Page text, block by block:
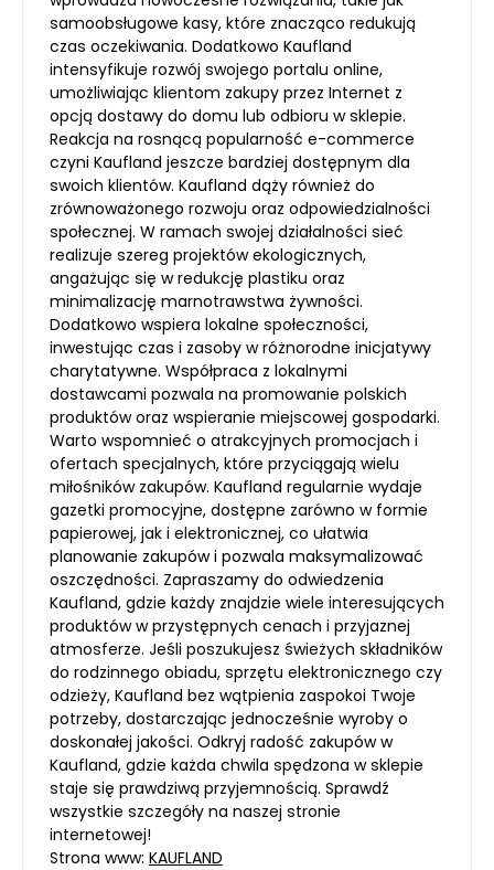
samoobsługowe kasy, które znacząco redukują
czas oczekiwania. Dodatkowo Kaufland
intensyfikuje rozwój swojego portalu online,
umożliwiając klientom zakupy przez Internet z
opcją dostawy do domu lub odbioru w sklepie.
Reakcja na rosnącą popularność e-commerce
czyni Kaufland jeszcze bardziej dostępnym dla
swoich klientów. Kaufland dąży również do
zrównoważonego rozwoju oraz odpowiedzialności
społecznej. W ramach swojej działalności sieć
realizuje szereg projektów ekologicznych,
angażując się w redukcję plastiku oraz
minimalizację marnotrawstwa żywności.
Dodatkowo wspiera lokalne społeczności,
inwestując czas i zasoby w różnorodne inicjatywy
charytatywne. Współpraca z lokalnymi
dostawcami pozwala na promowanie polskich
produktów oraz wspieranie miejscowej gospodarki.
Warto wspomnieć o atrakcyjnych promocjach i
ofertach specjalnych, które przyciągają wielu
miłośników zakupów. Kaufland regularnie wydaje
gazetki promocyjne, dostępne zarówno w formie
papierowej, jak i elektronicznej, co ułatwia
planowanie zakupów i pozwala maksymalizować
oszczędności. Zapraszamy do odwiedzenia
Kaufland, gdzie każdy znajdzie wiele interesujących
produktów w przystępnych cenach i przyjaznej
atmosferze. Jeśli poszukujesz świeżych składników
do rodzinnego obiadu, sprzętu elektronicznego czy
odzieży, Kaufland bez wątpienia zaspokoi Twoje
potrzeby, dostarczając jednocześnie wyroby o
doskonałej jakości. Odkryj radość zakupów w
Kaufland, gdzie każda chwila spędzona w sklepie
staje się prawdziwą przyjemnością. Sprawdź
wszystkie szczegóły na naszej stronie
internetowej!
Strona www: KAUFLAND